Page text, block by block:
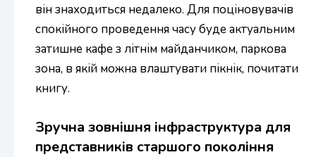
він знаходиться недалеко. Для поціновувачів
спокійного проведення часу буде актуальним
затишне кафе з літнім майданчиком, паркова
зона, в якій можна влаштувати пікнік, почитати
книгу.
Зручна зовнішня інфраструктура для
представників старшого покоління